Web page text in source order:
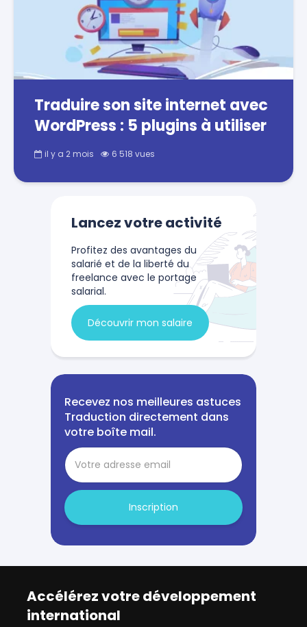
Traduire son site internet avec
WordPress : 5 plugins à utiliser
il y a 2 mois 6 518 vues
Lancez votre activité
Profitez des avantages du
salarié et de la liberté du
freelance avec le portage
salarial.
Découvrir mon salaire
Recevez nos meilleures astuces
Traduction directement dans
votre boîte mail.
Inscription
Accélérez votre développement
international